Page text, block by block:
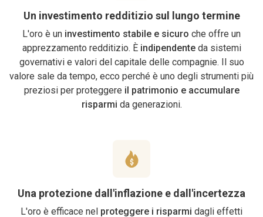
Un investimento redditizio sul lungo termine
L'oro è un investimento stabile e sicuro che offre un
apprezzamento redditizio. È indipendenteda sistemi
governativi e valori del capitale delle compagnie. Il suo
valore sale da tempo, ecco perché è uno degli strumenti più
preziosi per proteggere il patrimonio e accumulare
risparmi da generazioni.
Una protezione dall'inflazione e dall'incertezza
L'oro è efficace nel proteggere i risparmi dagli effetti